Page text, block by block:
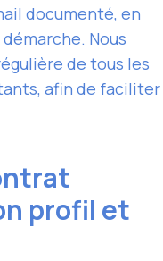
documenté, en
Nous
de tous les
afin de faciliter
profil et